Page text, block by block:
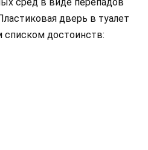
дверь в туалет
списком достоинств: